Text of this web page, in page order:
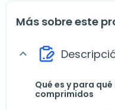
Más sobre este
expand_more
Qué es y para
comprimidos